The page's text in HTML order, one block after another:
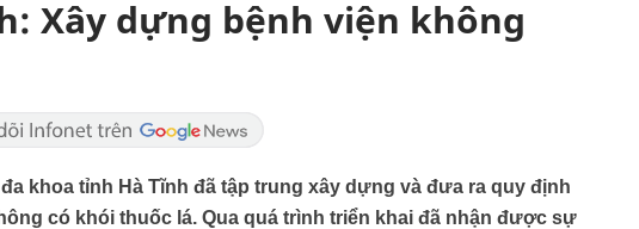
Xây dựng bệnh viện không
khoa tỉnh Hà Tĩnh đã tập trung xây dựng và đưa ra quy định
có khói thuốc lá. Qua quá trình triển khai đã nhận được sự